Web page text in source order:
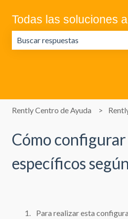
Todas las soluciones
Rently Centro de Ayuda
Cómo
específicos
Para realizar esta